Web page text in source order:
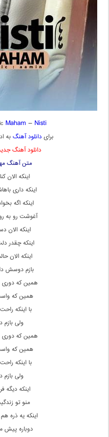
Maham – Nisti
برایدانلود آهنگبه
دانلود آهنگ
متن آهنگ
اینکه الان
اینکه داری
اینکه اگه
آغوشت رو به
اینکه الان
اینکه چقدر
اینکه الان
بازم دوسش
همین که
همین که
با اینکه
ولی
همین که
همین که
با اینکه
ولی
اینکه دیگه
منو تو
اینکه یه ذره
دوباره پیش